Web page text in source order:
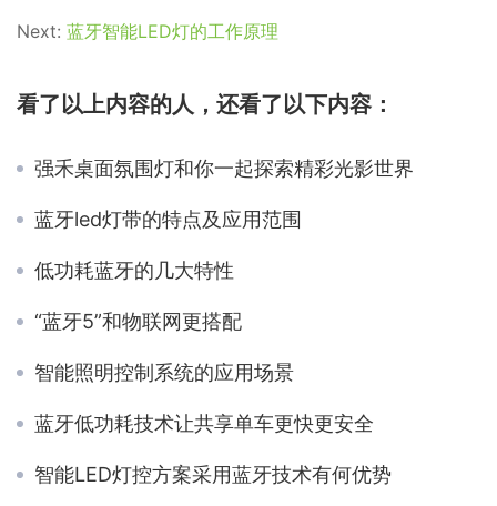
Next: 蓝牙智能LED灯的工作原理
看了以上内容的人，还看了以下内容：
强禾桌面氛围灯和你一起探索精彩光影世界
蓝牙led灯带的特点及应用范围
低功耗蓝牙的几大特性
“蓝牙5”和物联网更搭配
智能照明控制系统的应用场景
蓝牙低功耗技术让共享单车更快更安全
智能LED灯控方案采用蓝牙技术有何优势